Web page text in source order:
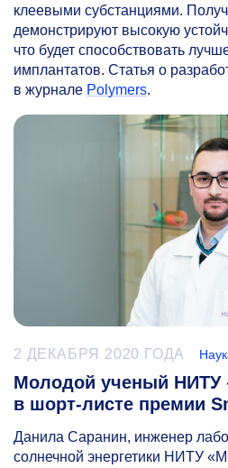
клеевыми субстанциями.
демонстрируют высокую
что будет способствовать
имплантатов. Статья о
в журнале Polymers.
2 ДЕКАБРЯ 2020 ГОДА
Молодой ученый
в шорт-листе премии
Данила Саранин, инженер
солнечной энергетики НИТУ